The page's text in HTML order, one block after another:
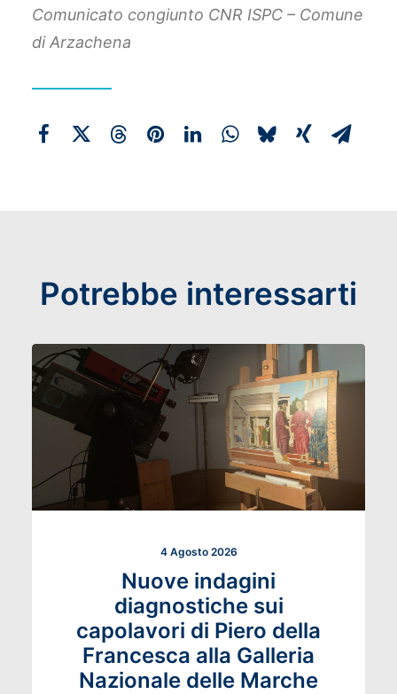
Comunicato congiunto CNR ISPC – Comune
di Arzachena
Potrebbe interessarti
4 Agosto 2026
Nuove indagini
diagnostiche sui
capolavori di Piero della
Francesca alla Galleria
Nazionale delle Marche